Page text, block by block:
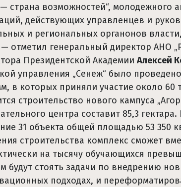
— страна возможностей“, молодежного
действующих управленцев и
и региональных органонов
отметил генеральный директор АНО
Президентской Академии Алексей
управления „Сенеж“ было
в которых приняли участие около 60
строительство нового кампуса
центра составит 85,3
31 объекта общей площадью 53 350
строительства комплекс сможет
на тысячу обучающихся
будут стоять задачи по внедрению
подходах, и